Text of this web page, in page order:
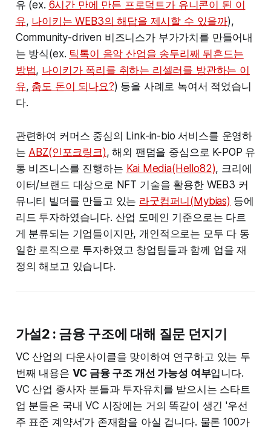
유 (ex. 6시간 만에 만든 프로덕트가 유니콘이 된 이
유, 나이키는 WEB3의 해답을 제시할 수 있을까),
Community-driven 비즈니스가 부가가치를 만들어내
는 방식(ex. 틱톡이 음악 산업을 송두리째 뒤흔드는
방법, 나이키가 폭리를 취하는 리셀러를 방관하는 이
유, 춤도 돈이 되나요?) 등을 사례로 녹여서 적었습니
다.
관련하여 커머스 중심의 Link-in-bio 서비스를 운영하
는 ABZ(인포크링크), 해외 팬덤을 중심으로 K-POP 유
통 비즈니스를 진행하는 Kai Media(Hello82), 크리에
이터/브랜드 대상으로 NFT 기술을 활용한 WEB3 커
뮤니티 빌더를 만들고 있는 라굿컴퍼니(Mybias) 등에
리드 투자하였습니다. 산업 도메인 기준으로는 다르
게 분류되는 기업들이지만, 개인적으로는 모두 다 동
일한 로직으로 투자하였고 창업팀들과 함께 업을 재
정의 해보고 있습니다.
가설2 : 금융 구조에 대해 질문 던지기
VC 산업의 다운사이클을 맞이하여 연구하고 있는 두
번째 내용은 VC 금융 구조 개선 가능성 여부입니다.
VC 산업 종사자 분들과 투자유치를 받으시는 스타트
업 분들은 국내 VC 시장에는 거의 똑같이 생긴 '우선
주 표준 계약서'가 존재함을 아실 겁니다. 물론 100가